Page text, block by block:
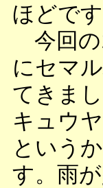
ほどです
今回の
にセマ
てきま
キュウ
という
す。雨